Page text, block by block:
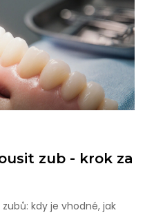
zub - krok za
kdy je vhodné, jak